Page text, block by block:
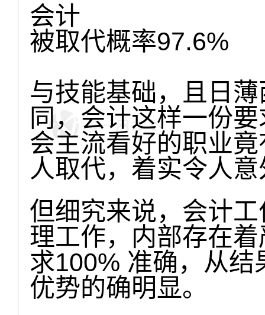
会计
被取代概率97.6%
与技能基础，且日
同，会计这样一份
会主流看好的职业
人取代，着实令人
但细究来说，会计
理工作，内部存在
求100% 准确，从
优势的确明显。